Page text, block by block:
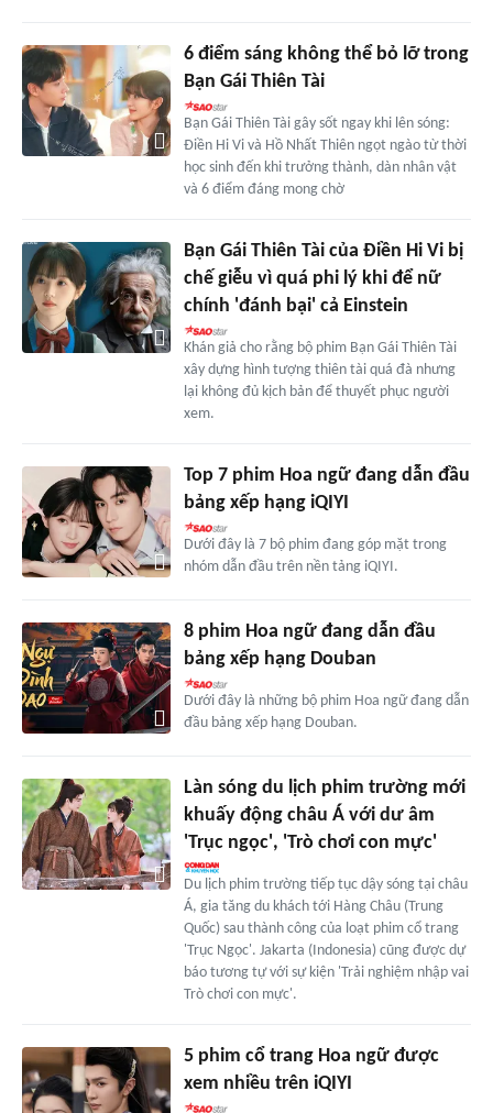
6 điểm sáng không thể bỏ lỡ trong
Bạn Gái Thiên Tài
Bạn Gái Thiên Tài gây sốt ngay khi lên sóng:
Điền Hi Vi và Hồ Nhất Thiên ngọt ngào từ thời
học sinh đến khi trưởng thành, dàn nhân vật
và 6 điểm đáng mong chờ
Bạn Gái Thiên Tài của Điền Hi Vi bị
chế giễu vì quá phi lý khi để nữ
chính 'đánh bại' cả Einstein
Khán giả cho rằng bộ phim Bạn Gái Thiên Tài
xây dựng hình tượng thiên tài quá đà nhưng
lại không đủ kịch bản để thuyết phục người
xem.
Top 7 phim Hoa ngữ đang dẫn đầu
bảng xếp hạng iQIYI
Dưới đây là 7 bộ phim đang góp mặt trong
nhóm dẫn đầu trên nền tảng iQIYI.
8 phim Hoa ngữ đang dẫn đầu
bảng xếp hạng Douban
Dưới đây là những bộ phim Hoa ngữ đang dẫn
đầu bảng xếp hạng Douban.
Làn sóng du lịch phim trường mới
khuấy động châu Á với dư âm
'Trục ngọc', 'Trò chơi con mực'
Du lịch phim trường tiếp tục dậy sóng tại châu
Á, gia tăng du khách tới Hàng Châu (Trung
Quốc) sau thành công của loạt phim cổ trang
'Trục Ngọc'. Jakarta (Indonesia) cũng được dự
báo tương tự với sự kiện 'Trải nghiệm nhập vai
Trò chơi con mực'.
5 phim cổ trang Hoa ngữ được
xem nhiều trên iQIYI